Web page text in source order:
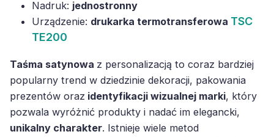
Nadruk: jednostronny
Urządzenie: drukarka termotransferowa TSC
TE200
Taśma satynowa z personalizacją to coraz bardziej
popularny trend w dziedzinie dekoracji, pakowania
prezentów oraz identyfikacji wizualnej marki, który
pozwala wyróżnić produkty i nadać im elegancki,
unikalny charakter. Istnieje wiele metod